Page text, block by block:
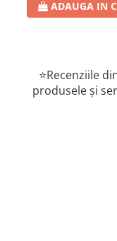
ADAUGA IN
⭐Recenziile
produsele și